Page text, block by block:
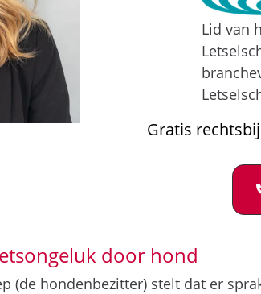
Lid van
Gratis
door hond
(de hondenbezitter) stelt dat er